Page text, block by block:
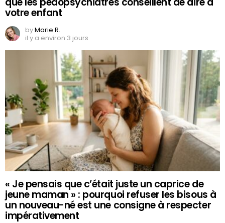
votre enfant
byMarie R.
il y a environ 3 jours
« Je pensais que c’était juste un caprice de
jeune maman » : pourquoi refuser les bisous à
un nouveau-né est une consigne à respecter
impérativement